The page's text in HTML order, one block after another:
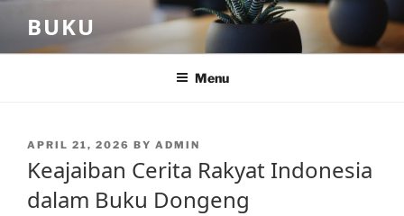
content
BUKU
Menu
POSTED
APRIL 21, 2026 BY ADMIN
Keajaiban Cerita Rakyat Indonesia
dalam Buku Dongeng